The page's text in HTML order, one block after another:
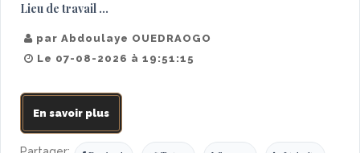
Lieu de travail ...
par Abdoulaye OUEDRAOGO
Le 07-08-2026 à 19:51:15
En savoir plus